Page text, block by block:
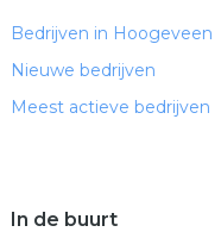
Bedrijven in Hoogeveen
Nieuwe bedrijven
Meest actieve bedrijven
In de buurt